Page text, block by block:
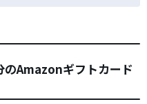
Amazonギフトカード